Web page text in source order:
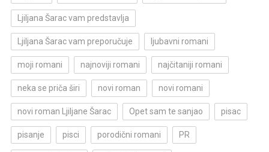
Ljiljana Šarac vam predstavlja
Ljiljana Šarac vam preporučuje ljubavni romani
moji romani najnoviji romani najčitaniji romani
neka se priča širi novi roman novi romani
novi roman Ljiljane Šarac Opet sam te sanjao pisac
pisanje pisci porodični romani PR